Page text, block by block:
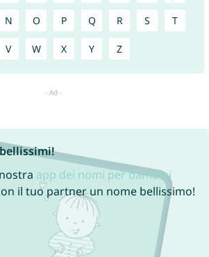
N O P Q R S T
V W X Y Z
app dei nomi per bambini
il tuo partner un nome bellissimo!